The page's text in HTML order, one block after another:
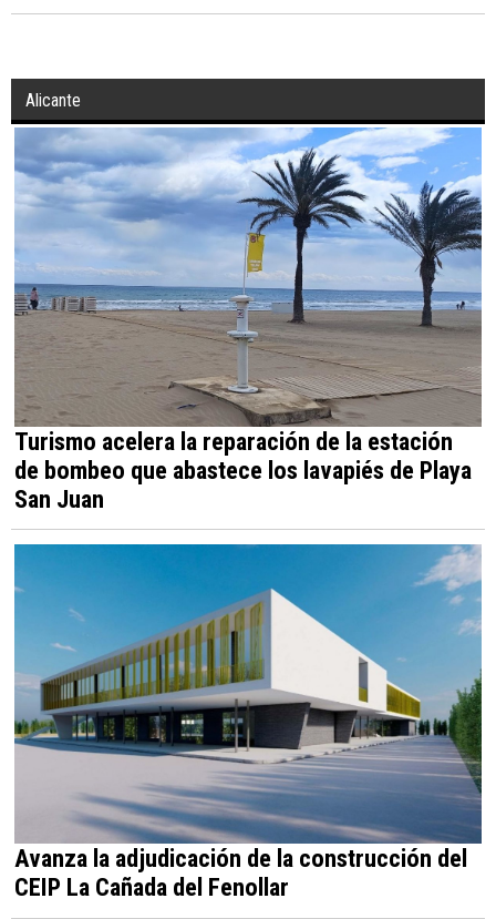
Alicante
Turismo acelera la reparación de la estación
de bombeo que abastece los lavapiés de Playa
San Juan
Avanza la adjudicación de la construcción del